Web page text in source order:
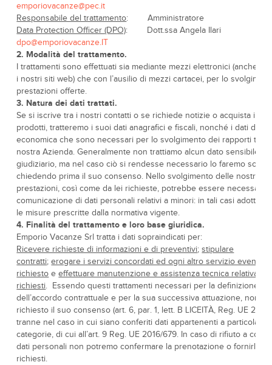
emporiovacanze@pec.it
Responsabile del trattamento: Amministratore
Data Protection Officer (DPO): Dott.ssa Angela Ilari
dpo@emporiovacanze.IT
2. Modalità del trattamento.
I trattamenti sono effettuati sia mediante mezzi elettronici (anche
i nostri siti web) che con l’ausilio di mezzi cartacei, per lo
prestazioni offerte.
3. Natura dei dati trattati.
Se si iscrive tra i nostri contatti o se richiede notizie o acquista i
prodotti, tratteremo i suoi dati anagrafici e fiscali, nonché i dati di
economica che sono necessari per lo svolgimento dei rapporti tra
nostra Azienda. Generalmente non trattiamo alcun dato sensibile o
giudiziario, ma nel caso ciò si rendesse necessario lo faremo solo
chiedendo prima il suo consenso. Nello svolgimento delle nostre
prestazioni, così come da lei richieste, potrebbe essere necessaria
comunicazione di dati personali relativi a minori: in tali casi
le misure prescritte dalla normativa vigente.
4. Finalità del trattamento e loro base giuridica.
Emporio Vacanze Srl tratta i dati sopraindicati per:
Ricevere richieste di informazioni e di preventivi;stipulare
contratti;erogare i servizi concordati ed ogni altro servizio
richiesto eeffettuare manutenzione e assistenza tecnica relativa ai
richiesti. Essendo questi trattamenti necessari per la definizione
dell’accordo contrattuale e per la sua successiva attuazione, non è
richiesto il suo consenso (art. 6, par. 1, lett. B LICEITÀ, Reg. UE
tranne nel caso in cui siano conferiti dati appartenenti a particolari
categorie, di cui all’art. 9 Reg. UE 2016/679. In caso di rifiuto a
dati personali non potremo confermare la prenotazione o fornirle i
richiesti.